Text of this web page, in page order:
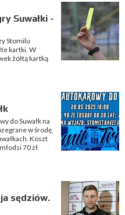
Suwałki -
Stomilu
kartki. W
żółtą kartką
do Suwałk na
w środę,
Koszt
70 zł.
sędziów.